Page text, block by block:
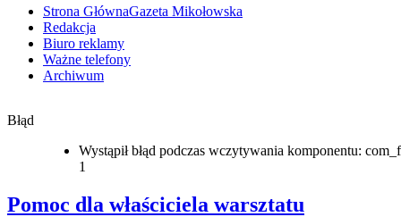
Strona GłównaGazeta Mikołowska
Redakcja
Biuro reklamy
Ważne telefony
Archiwum
Błąd
Wystąpił błąd podczas wczytywania komponentu:
1
Pomoc dla właściciela warsztatu